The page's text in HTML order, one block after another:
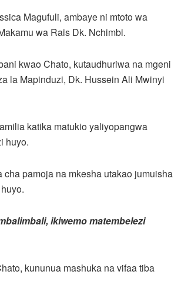
Magufuli, ambaye ni mtoto wa
wa Rais Dk. Nchimbi.
kwao Chato, kutaudhuriwa na mgeni
la Mapinduzi, Dk. Hussein Ali Mwinyi
katika matukio yaliyopangwa
huyo.
pamoja na mkesha utakao jumuisha
ikiwemo matembelezi
kununua mashuka na vifaa tiba